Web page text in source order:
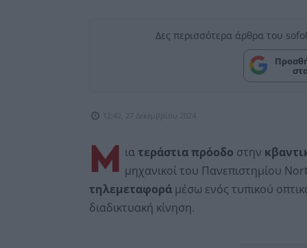
Δες περισσότερα άρθρα του
12:42, 27 Δεκεμβρίου 2024
Μ ιατεράστια πρόοδο στην
μηχανικοί του Πανεπιστημίου
τηλεμεταφοράμέσω ενός τυπικού
διαδικτυακή κίνηση.